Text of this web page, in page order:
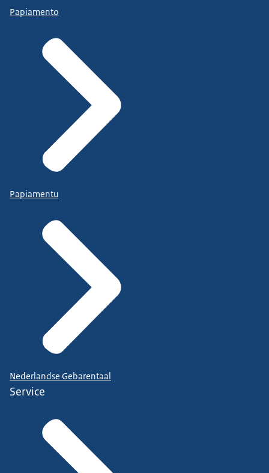
Papiamento
Papiamentu
Nederlandse Gebarentaal
Service